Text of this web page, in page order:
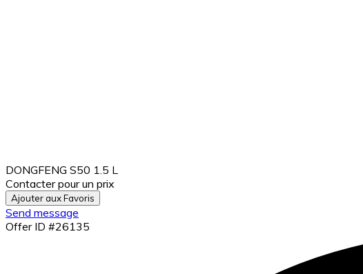
DONGFENG S50 1.5 L
Contacter pour un prix
Ajouter aux Favoris
Send message
Offer ID #26135